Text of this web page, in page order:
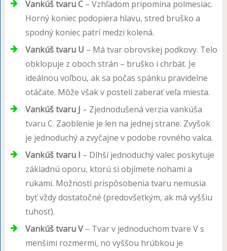
Vankúš tvaru C– Vzhľadom pripomína polmesiac.
Horný koniec podopiera hlavu, stred bruško a
spodný koniec patrí medzi kolená.
Vankúš tvaru U – Má tvar obrovskej podkovy. Telo
obklopuje z oboch strán – bruško i chrbát. Je
ideálnou voľbou, ak sa počas spánku pravidelne
otáčate. Môže však v posteli zaberať veľa miesta.
Vankúš tvaru J – Zjednodušená verzia vankúša
tvaru C. Zaoblenie je len na jednej strane. Zvyšok
je jednoduchý a zvyčajne v podobe rovného valca.
Vankúš tvaru I – Dlhší jednoduchý valec poskytuje
základnú oporu, ktorú si objímete nohami a
rukami. Možnosti prispôsobenia tvaru nemusia
byť vždy dostatočné (predovšetkým, ak má vyššiu
tuhosť).
Vankúš tvaru V– Tvar v jednoduchom tvare V s
menšími rozmermi, no vyššou hrúbkou je